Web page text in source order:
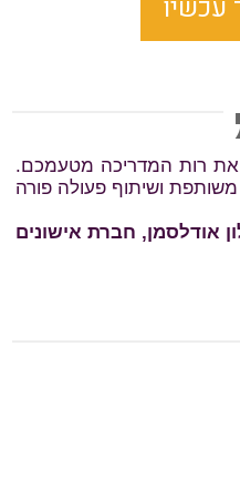
עכשיו